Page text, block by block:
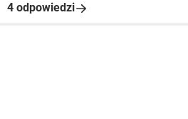
4 odpowiedzi